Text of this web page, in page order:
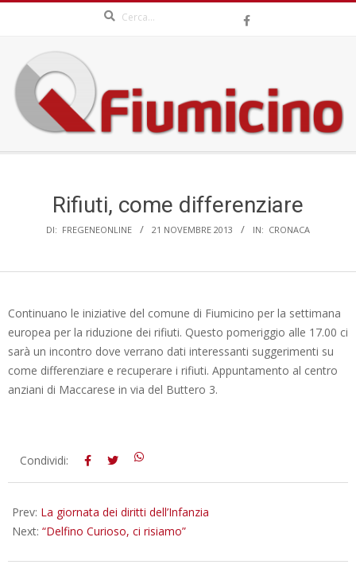
content
QFIUMICINO.COM
Rifiuti, come differenziare
DI: FREGENEONLINE 21 NOVEMBRE 2013 IN: CRONACA
Continuano le iniziative del comune di Fiumicino per la settimana
europea per la riduzione dei rifiuti. Questo pomeriggio alle 17.00 ci
sarà un incontro dove verrano dati interessanti suggerimenti su
come differenziare e recuperare i rifiuti. Appuntamento al centro
anziani di Maccarese in via del Buttero 3.
2013-
Condividi:
Prev: La giornata dei diritti dell’Infanzia
Next: “Delfino Curioso, ci risiamo”